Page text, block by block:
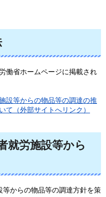
働省ホームページに掲載され
設等からの物品等の調達の推
て（外部サイトへリンク）
就労施設等から
からの物品等の調達方針を策